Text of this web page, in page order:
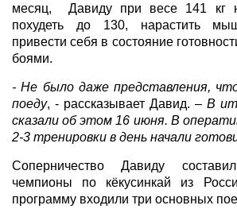
месяц, Давиду при весе 141 кг
похудеть до 130, нарастить
привести себя в состояние
боями.
- Не было даже представления,
поеду, - рассказывает Давид. – В
сказали об этом 16 июня. В
2-3 тренировки в день начали
Соперничество Давиду
чемпионы по кёкусинкай из
программу входили три основных